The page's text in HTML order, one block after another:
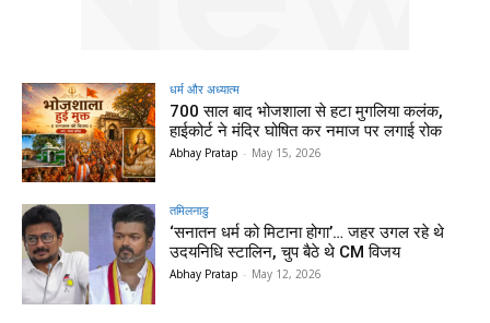
धर्म और अध्यात्म
700 साल बाद भोजशाला से हटा मुगलिया कलंक,
हाईकोर्ट ने मंदिर घोषित कर नमाज पर लगाई रोक
Abhay Pratap - May 15, 2026
तमिलनाडु
‘सनातन धर्म को मिटाना होगा’… जहर उगल रहे थे
उदयनिधि स्टालिन, चुप बैठे थे CM विजय
Abhay Pratap - May 12, 2026